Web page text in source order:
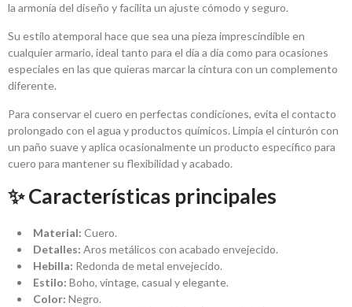
la armonía del diseño y facilita un ajuste cómodo y seguro.
Su estilo atemporal hace que sea una pieza imprescindible en
cualquier armario, ideal tanto para el día a día como para ocasiones
especiales en las que quieras marcar la cintura con un complemento
diferente.
Para conservar el cuero en perfectas condiciones, evita el contacto
prolongado con el agua y productos químicos. Limpia el cinturón con
un paño suave y aplica ocasionalmente un producto específico para
cuero para mantener su flexibilidad y acabado.
✨ Características principales
Material: Cuero.
Detalles: Aros metálicos con acabado envejecido.
Hebilla: Redonda de metal envejecido.
Estilo: Boho, vintage, casual y elegante.
Color: Negro.